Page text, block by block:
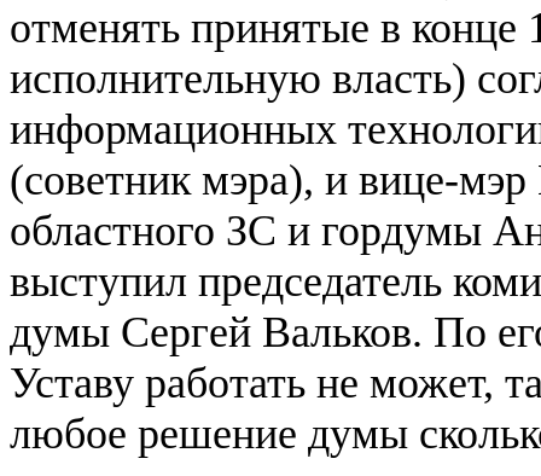
отменять принятые в
исполнительную власть)
информационных
(советник мэра), и вице-
областного ЗС и гордумы
выступил председатель
думы Сергей Вальков. По
Уставу работать не может,
любое решение думы